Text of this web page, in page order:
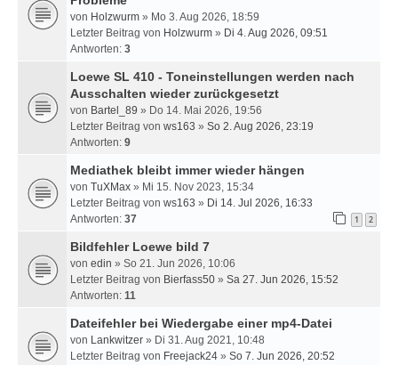
von Holzwurm » Mo 3. Aug 2026, 18:59
Letzter Beitrag von Holzwurm » Di 4. Aug 2026, 09:51
Antworten: 3
Loewe SL 410 - Toneinstellungen werden nach
Ausschalten wieder zurückgesetzt
von Bartel_89 » Do 14. Mai 2026, 19:56
Letzter Beitrag von ws163 » So 2. Aug 2026, 23:19
Antworten: 9
Mediathek bleibt immer wieder hängen
von TuXMax » Mi 15. Nov 2023, 15:34
Letzter Beitrag von ws163 » Di 14. Jul 2026, 16:33
Antworten: 37 1 2
Bildfehler Loewe bild 7
von edin » So 21. Jun 2026, 10:06
Letzter Beitrag von Bierfass50 » Sa 27. Jun 2026, 15:52
Antworten: 11
Dateifehler bei Wiedergabe einer mp4-Datei
von Lankwitzer » Di 31. Aug 2021, 10:48
Letzter Beitrag von Freejack24 » So 7. Jun 2026, 20:52